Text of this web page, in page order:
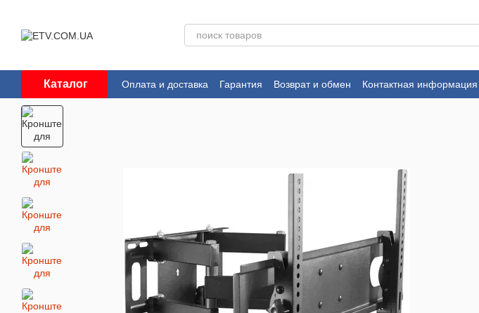
Каталог Оплата и доставка Гарантия Возврат и обмен Контактная информация
Пользовательское соглашение